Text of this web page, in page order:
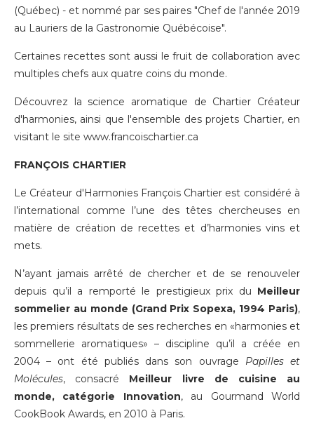
(Québec) - et nommé par ses paires "Chef de l'année 2019
au Lauriers de la Gastronomie Québécoise".
Certaines recettes sont aussi le fruit de collaboration avec
multiples chefs aux quatre coins du monde.
Découvrez la science aromatique de Chartier Créateur
d'harmonies, ainsi que l'ensemble des projets Chartier, en
visitant le site www.francoischartier.ca
FRANÇOIS CHARTIER
Le Créateur d'Harmonies François Chartier est considéré à
l’international comme l’une des têtes chercheuses en
matière de création de recettes et d’harmonies vins et
mets.
N’ayant jamais arrêté de chercher et de se renouveler
depuis qu’il a remporté le prestigieux prix du Meilleur
sommelier au monde (Grand Prix Sopexa, 1994 Paris),
les premiers résultats de ses recherches en «harmonies et
sommellerie aromatiques» – discipline qu’il a créée en
2004 – ont été publiés dans son ouvrage Papilles et
Molécules, consacré Meilleur livre de cuisine au
monde, catégorie Innovation, au Gourmand World
CookBook Awards, en 2010 à Paris.